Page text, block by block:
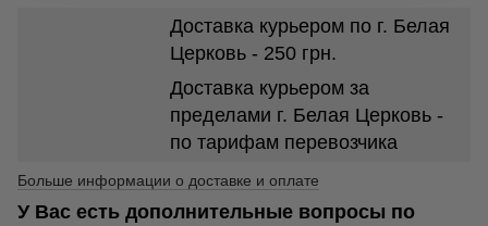
Доставка курьером по г. Белая
Церковь - 250 грн.
Доставка курьером за
пределами г. Белая Церковь -
по тарифам перевозчика
Больше информации о доставке и оплате
У Вас есть дополнительные вопросы по